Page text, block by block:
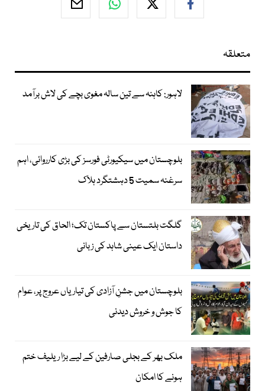
متعلقہ
لاہور: کاہنہ سے تین سالہ مغوی بچے کی لاش برآمد
بلوچستان میں سیکیورٹی فورسز کی بڑی کارروائی، اہم
سرغنہ سمیت 5 دہشتگرد ہلاک
گلگت بلتستان سے پاکستان تک؛ الحاق کی تاریخی
داستان ایک عینی شاہد کی زبانی
بلوچستان میں جشنِ آزادی کی تیاریاں عروج پر، عوام
کا جوش و خروش دیدنی
ملک بھر کے بجلی صارفین کے لیے بڑا ریلیف ختم
ہونے کا امکان